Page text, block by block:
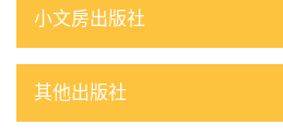
小文房出版社
其他出版社